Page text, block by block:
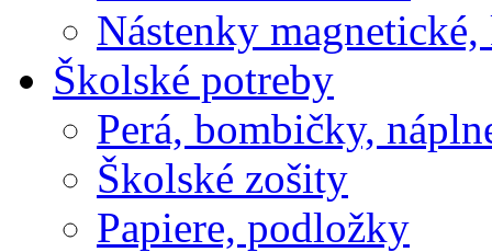
Nástenky
Školské potreby
Perá, bombičky,
Školské zošity
Papiere, podložky